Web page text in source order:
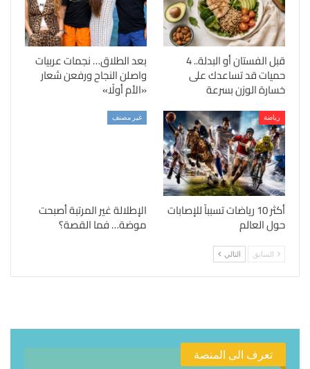
قبل الفستان أو البدلة.. 4
حميات قد تساعدك على
خسارة الوزن بسرعة
بعد الطلاق… نجمات عربيات
واصلن النجاح ورفعن شعار
«الأم أولًا»
رياضة
أكثر 10 رياضات تسبباً للإصابات
حول العالم
غير مصنف
الإطلالة غير المرتبة أصبحت
موضة… فما القصة؟
السابق التالي
تعرف الى المنصة